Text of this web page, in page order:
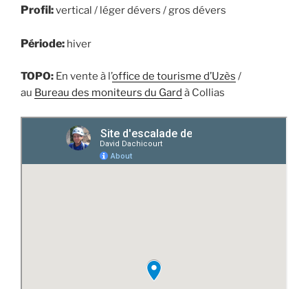
Profil:vertical / léger dévers / gros dévers
Période: hiver
TOPO: En vente à l’office de tourisme d’Uzès /
au Bureau des moniteurs du Gard à Collias